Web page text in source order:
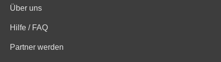
Über uns
Hilfe / FAQ
Partner werden